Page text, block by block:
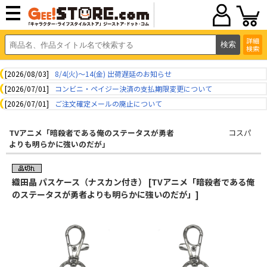
詳細
検索
[2026/08/03]
8/4(火)～14(金) 出荷遅延のお知らせ
[2026/07/01]
コンビニ・ペイジー決済の支払期限変更について
[2026/07/01]
ご注文確定メールの廃止について
TVアニメ「暗殺者である俺のステータスが勇者
よりも明らかに強いのだが」
コスパ
織田晶 パスケース（ナスカン付き） [TVアニメ「暗殺者である俺
のステータスが勇者よりも明らかに強いのだが」]